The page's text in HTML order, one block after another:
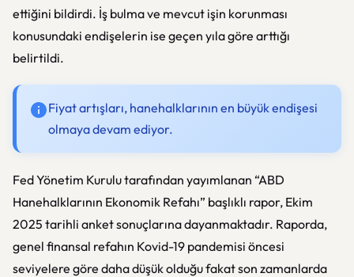
ettiğini bildirdi. İş bulma ve mevcut işin korunması
konusundaki endişelerin ise geçen yıla göre arttığı
belirtildi.
Fiyat artışları, hanehalklarının en büyük endişesi
olmaya devam ediyor.
Fed Yönetim Kurulu tarafından yayımlanan “ABD
Hanehalklarının Ekonomik Refahı” başlıklı rapor, Ekim
2025 tarihli anket sonuçlarına dayanmaktadır. Raporda,
genel finansal refahın Kovid-19 pandemisi öncesi
seviyelere göre daha düşük olduğu fakat son zamanlarda